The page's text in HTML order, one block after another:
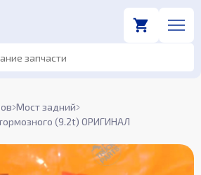
Мост задний
(9.2t) ОРИГИНАЛ